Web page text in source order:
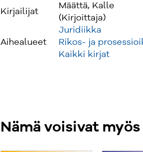
Kirjailijat
Määttä, Kalle
(Kirjoittaja)
Aihealueet
Juridiikka
Rikos- ja
Kaikki kirjat
Nämä voisivat